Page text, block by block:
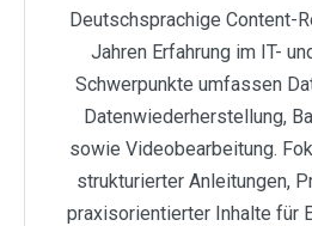
Deutschsprachige Content-
Jahren Erfahrung im IT-
Schwerpunkte umfassen
Datenwiederherstellung,
sowie Videobearbeitung.
strukturierter Anleitungen,
praxisorientierter Inhalte für